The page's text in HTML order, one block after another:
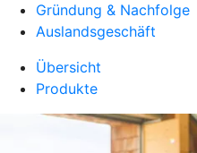
Gründung & Nachfolge
Auslandsgeschäft
Übersicht
Produkte